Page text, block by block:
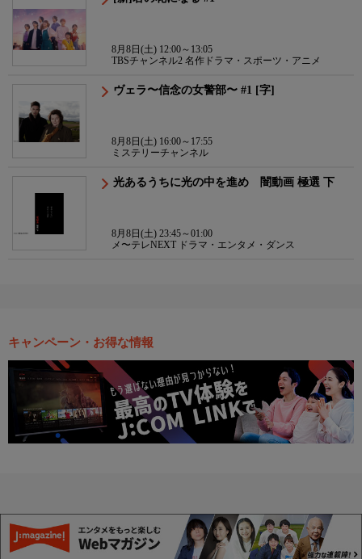
8月8日(土) 12:00～13:05
TBSチャンネル2 名作ドラマ・スポーツ・アニメ
ヴェラ〜信念の女警部〜 #1 [字]
8月8日(土) 16:00～17:55
ミステリーチャンネル
光あるうちに光の中を進め 闇動画 極選 下
8月8日(土) 23:45～01:00
メ〜テレNEXT ドラマ・エンタメ・ダンス
キャンペーン・お得な情報